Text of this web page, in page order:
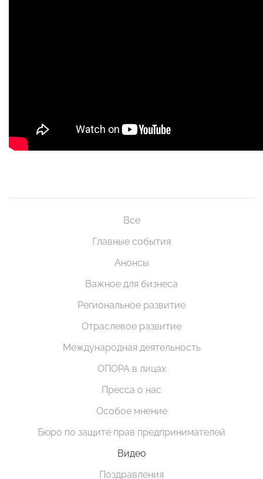
Все
Главные события
Анонсы
Важное для бизнеса
Региональное развитие
Отраслевое развитие
Международная деятельность
ОПОРА в лицах
Пресса о нас
Особое мнение
Бюро по защите прав предпринимателей
Видео
Поздравления